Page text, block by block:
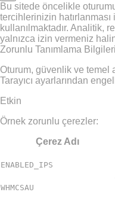
Bu sitede öncelikle
tercihlerinizin
kullanılmaktadır. Analitik,
yalnızca izin vermeniz
Zorunlu Tanımlama Bilgileri
Oturum, güvenlik ve temel
Tarayıcı ayarlarından
Etkin
Örnek zorunlu çerezler:
Çerez Adı
ENABLED_IPS
WHMCSAU